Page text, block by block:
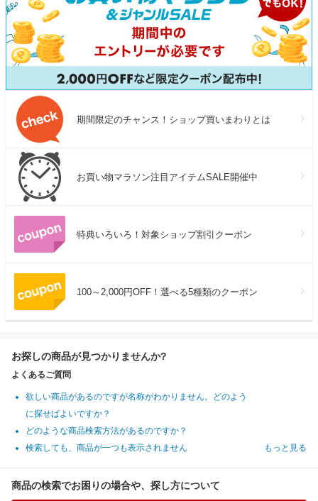
期間限定のチャンス！ショップ買いまわりとは
お買い物マラソン注目アイテムSALE開催中
特典いろいろ！対象ショップ割引クーポン
100～2,000円OFF！選べる5種類のクーポン
お探しの商品が見つかりませんか?
よくあるご質問
欲しい商品があるのですが名称がわかりません。どのよう
に探せばよいですか？
どのような商品検索方法があるのですか？
検索しても、商品が一つも表示されません
もっと見る
商品の検索でお困りの場合や、探し方について